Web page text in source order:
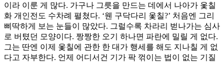
이라 이룬 게 많다. 가구나 그릇을 만드는 데에서 나아가 옻칠
화 개인전도 수차례 펼쳤다. ‘웬 구닥다리 옻칠?’ 처음엔 그리
삐딱하게 보는 눈들이 많았다. 그럴수록 차라리 벋나가는 심사
로 버텼던 모양이다. 짱짱한 오기 하나면 파란에 밀릴 게 없다.
그는 딴엔 이제 옻칠에 관한 한 대가 행세를 해도 지나칠 게 없
다고 자부한다. 언제 어디서건 기가 팍 꺾이는 법이 없는 기질